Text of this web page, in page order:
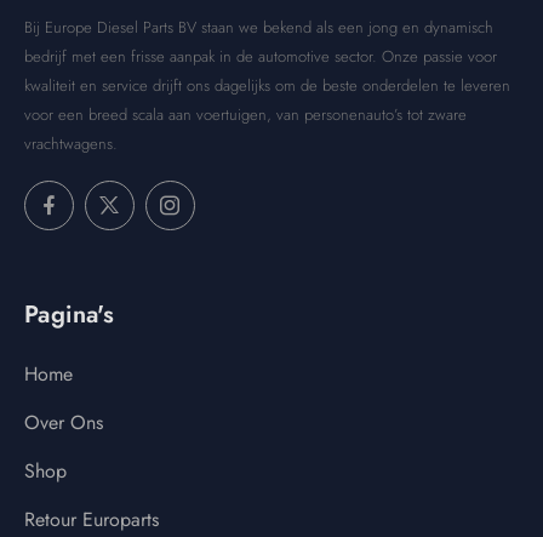
Bij Europe Diesel Parts BV staan we bekend als een jong en dynamisch
bedrijf met een frisse aanpak in de automotive sector. Onze passie voor
kwaliteit en service drijft ons dagelijks om de beste onderdelen te leveren
voor een breed scala aan voertuigen, van personenauto’s tot zware
vrachtwagens.
Pagina's
Home
Over Ons
Shop
Retour Europarts